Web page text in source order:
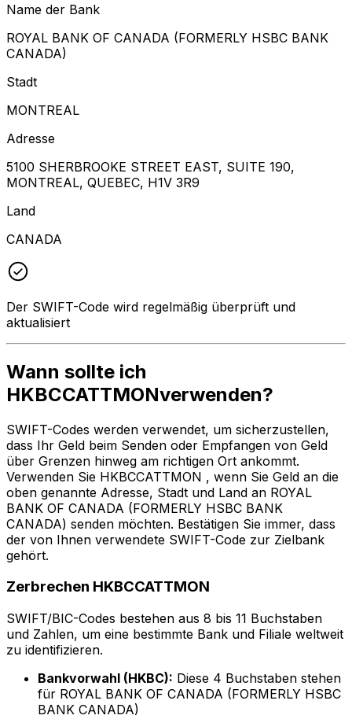
Name der Bank
ROYAL BANK OF CANADA (FORMERLY HSBC BANK
CANADA)
Stadt
MONTREAL
Adresse
5100 SHERBROOKE STREET EAST, SUITE 190,
MONTREAL, QUEBEC, H1V 3R9
Land
CANADA
Der SWIFT-Code wird regelmäßig überprüft und
aktualisiert
Wann sollte ich
HKBCCATTMONverwenden?
SWIFT-Codes werden verwendet, um sicherzustellen,
dass Ihr Geld beim Senden oder Empfangen von Geld
über Grenzen hinweg am richtigen Ort ankommt.
Verwenden Sie HKBCCATTMON , wenn Sie Geld an die
oben genannte Adresse, Stadt und Land an ROYAL
BANK OF CANADA (FORMERLY HSBC BANK
CANADA) senden möchten. Bestätigen Sie immer, dass
der von Ihnen verwendete SWIFT-Code zur Zielbank
gehört.
Zerbrechen HKBCCATTMON
SWIFT/BIC-Codes bestehen aus 8 bis 11 Buchstaben
und Zahlen, um eine bestimmte Bank und Filiale weltweit
zu identifizieren.
Bankvorwahl (HKBC): Diese 4 Buchstaben stehen
für ROYAL BANK OF CANADA (FORMERLY HSBC
BANK CANADA)